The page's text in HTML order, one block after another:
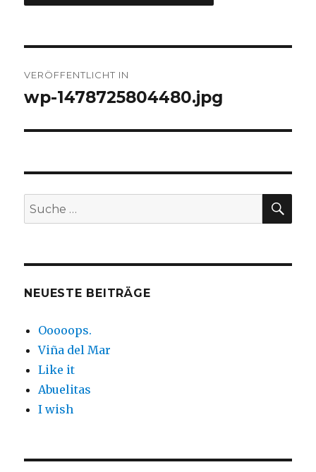
VERÖFFENTLICHT IN
wp-1478725804480.jpg
Suche
nach:
NEUESTE BEITRÄGE
Ooooops.
Viña del Mar
Like it
Abuelitas
I wish